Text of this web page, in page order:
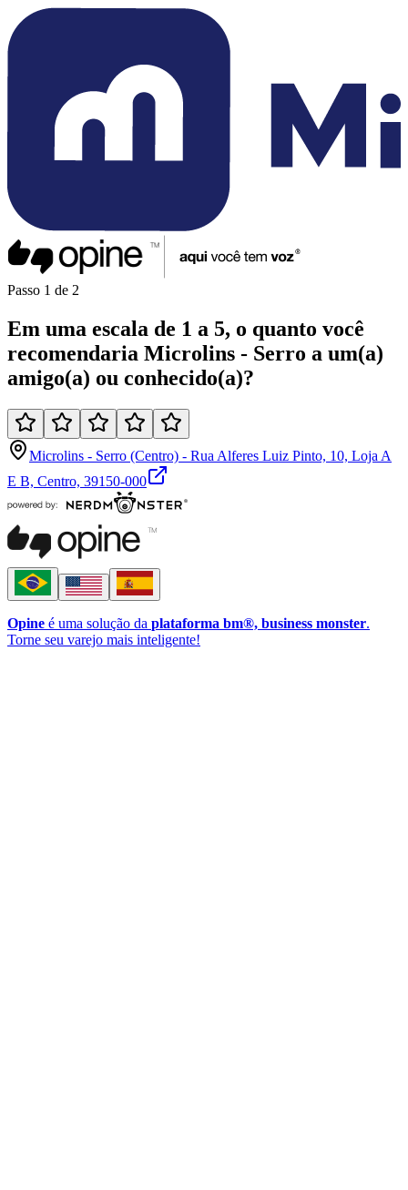
Passo 1 de 2
Em uma escala de 1 a 5, o quanto você
recomendaria Microlins - Serro a um(a)
amigo(a) ou conhecido(a)?
Microlins - Serro (Centro) - Rua Alferes Luiz Pinto, 10, Loja A
E B, Centro, 39150-000
Opine é uma solução da plataforma bm®, business monster.
Torne seu varejo mais inteligente!